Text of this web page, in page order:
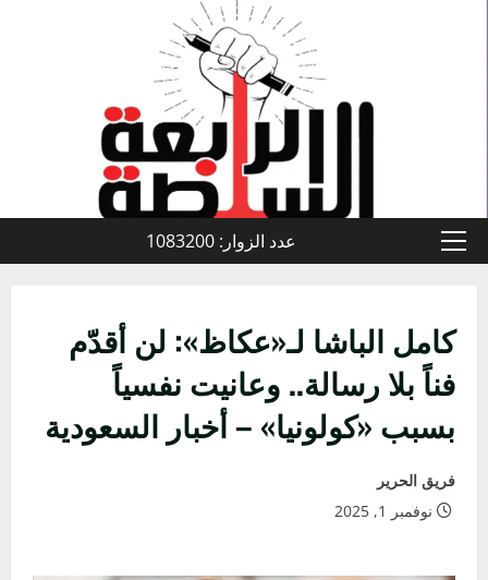
القائمة
عدد الزوار: 1083200
كامل الباشا لـ«عكاظ»: لن أقدّم
فناً بلا رسالة.. وعانيت نفسياً
بسبب «كولونيا» – أخبار السعودية
فريق الحرير
نوفمبر 1, 2025